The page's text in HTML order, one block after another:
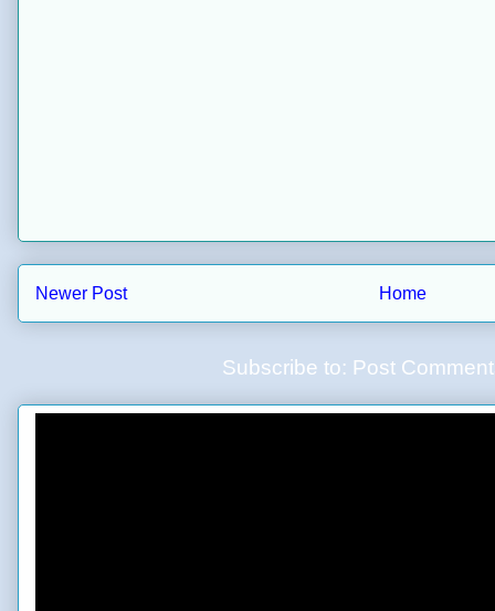
Newer Post Home
Subscribe to: Post